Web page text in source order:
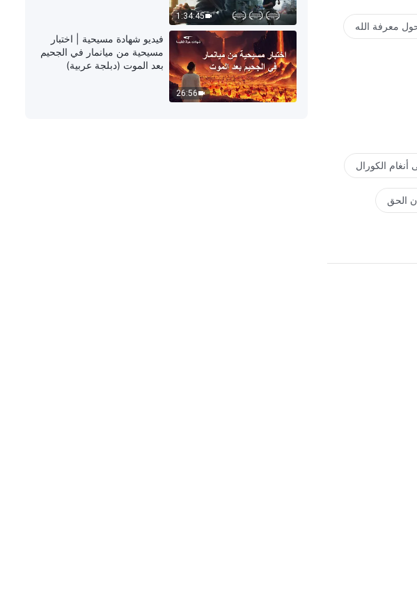
14:47
كلمات الله اليومية: معرفة عمل الله |
اقتباس 185
عام. لقد
فقد رأيتها
بوضوح،
لتقييم العمل
عليه. ولذلك
وما يمكن لعقولهم
هي التعبير
كيانه لأن
متناول الجسد.
والعمل الذي قام
وهذا يتضمن
للبشرية، وأن
الكورال
الحق
1:34:45
26:56
فيديو شهادة مسيحية | اختبار
مسيحية من ميانمار في الجحيم
بعد الموت (دبلجة عربية)